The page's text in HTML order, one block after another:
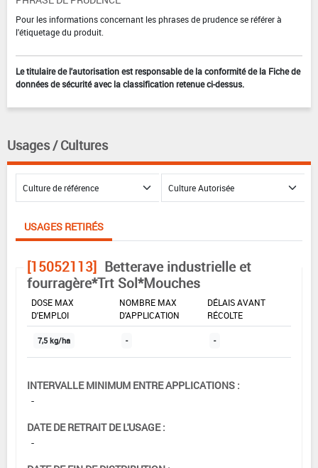
Pour les informations concernant les phrases de prudence se référer à
l'étiquetage du produit.
Le titulaire de l'autorisation est responsable de la conformité de la Fiche de
données de sécurité avec la classification retenue ci-dessus.
Usages / Cultures
USAGES RETIRÉS
[15052113] Betterave industrielle et
fourragère*Trt Sol*Mouches
DOSE MAX
D'EMPLOI
NOMBRE MAX
D'APPLICATION
DÉLAIS AVANT
RÉCOLTE
7,5 kg/ha - -
INTERVALLE MINIMUM ENTRE APPLICATIONS :
-
DATE DE RETRAIT DE L'USAGE :
-